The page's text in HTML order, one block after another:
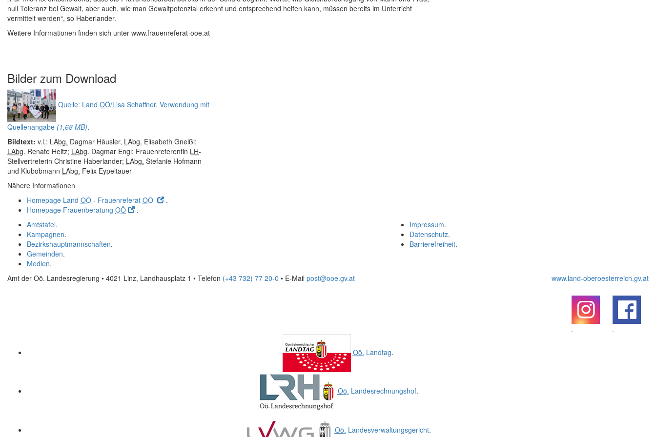
null Toleranz bei Gewalt, aber auch, wie man Gewaltpotenzial erkennt und entsprechend helfen kann, müssen bereits im Unterricht
vermittelt werden“, so Haberlander.
Weitere Informationen finden sich unter www.frauenreferat-ooe.at
Bilder zum Download
Quelle: Land OÖ/Lisa Schaffner, Verwendung mit
Quellenangabe (1,68 MB).
Bildtext: v.l.: LAbg. Dagmar Häusler, LAbg. Elisabeth Gneißl;
LAbg. Renate Heitz; LAbg. Dagmar Engl; Frauenreferentin LH-
Stellvertreterin Christine Haberlander; LAbg. Stefanie Hofmann
und Klubobmann LAbg. Felix Eypeltauer
Nähere Informationen
Homepage Land OÖ - Frauenreferat OÖ
.
Homepage Frauenberatung OÖ
.
Impressum.
Datenschutz.
Barrierefreiheit.
Amtstafel.
Kampagnen.
Bezirkshauptmannschaften.
Gemeinden.
Medien.
Amt der Oö. Landesregierung • 4021 Linz, Landhausplatz 1 • Telefon (+43 732) 77 20-0 • E-Mail post@ooe.gv.at www.land-oberoesterreich.gv.at
.
.
Oö. Landtag.
Oö. Landesrechnungshof.
Oö. Landesverwaltungsgericht.